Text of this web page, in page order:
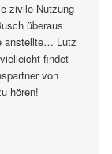
zivile Nutzung
überaus
anstellte… Lutz
findet
von
hören!